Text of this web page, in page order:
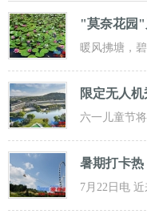
"莫奈花园"
一波
暖风拂塘，
步“复苏” 粉
限定无人
江遛
六一儿童节
活动与超值
暑期打卡
游新
7月22日电
红酒小镇迎